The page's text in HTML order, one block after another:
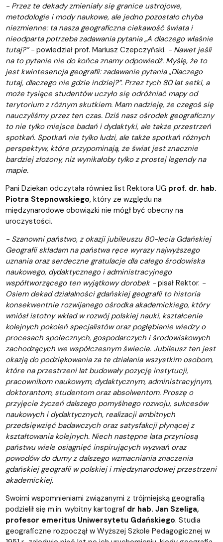
- Przez te dekady zmieniały się granice ustrojowe,
metodologie i mody naukowe, ale jedno pozostało chyba
niezmienne: ta nasza geograficzna ciekawość świata i
nieodparta potrzeba zadawania pytania „A dlaczego właśnie
tutaj?” -powiedział prof. Mariusz Czepczyński. - Nawet jeśli
na to pytanie nie do końca znamy odpowiedź. Myślę, że to
jest kwintesencja geografii: zadawanie pytania „Dlaczego
tutaj, dlaczego nie gdzie indziej?”. Przez tych 80 lat setki, a
może tysiące studentów uczyło się odróżniać mapy od
terytorium z różnym skutkiem. Mam nadzieję, że czegoś się
nauczyliśmy przez ten czas. Dziś nasz ośrodek geograficzny
to nie tylko miejsce badań i dydaktyki, ale także przestrzeń
spotkań. Spotkań nie tylko ludzi, ale także spotkań różnych
perspektyw, które przypominają, że świat jest znacznie
bardziej złożony, niż wynikałoby tylko z prostej legendy na
mapie.
Pani Dziekan odczytała również list Rektora UG prof. dr. hab.
Piotra Stepnowskiego, który ze względu na
międzynarodowe obowiązki nie mógł być obecny na
uroczystości.
- Szanowni państwo, z okazji jubileuszu 80-lecia Gdańskiej
Geografii składam na państwa ręce wyrazy najwyższego
uznania oraz serdeczne gratulacje dla całego środowiska
naukowego, dydaktycznego i administracyjnego
współtworzącego ten wyjątkowy dorobek -pisał Rektor. -
Osiem dekad działalności gdańskiej geografii to historia
konsekwentnie rozwijanego ośrodka akademickiego, który
wniósł istotny wkład w rozwój polskiej nauki, kształcenie
kolejnych pokoleń specjalistów oraz pogłębianie wiedzy o
procesach społecznych, gospodarczych i środowiskowych
zachodzących we współczesnym świecie. Jubileusz ten jest
okazją do podziękowania za te działania wszystkim osobom,
które na przestrzeni lat budowały pozycję instytucji,
pracownikom naukowym, dydaktycznym, administracyjnym,
doktorantom, studentom oraz absolwentom. Proszę o
przyjęcie życzeń dalszego pomyślnego rozwoju, sukcesów
naukowych i dydaktycznych, realizacji ambitnych
przedsięwzięć badawczych oraz satysfakcji płynącej z
kształtowania kolejnych. Niech następne lata przyniosą
państwu wiele osiągnięć inspirujących wyzwań oraz
powodów do dumy z dalszego wzmacniania znaczenia
gdańskiej geografii w polskiej i międzynarodowej przestrzeni
akademickiej.
Swoimi wspomnieniami związanymi z trójmiejską geografią
podzielił się m.in. wybitny kartograf dr hab. Jan Szeliga,
profesor emeritus Uniwersytetu Gdańskiego. Studia
geograficzne rozpoczął w Wyższej Szkole Pedagogicznej w